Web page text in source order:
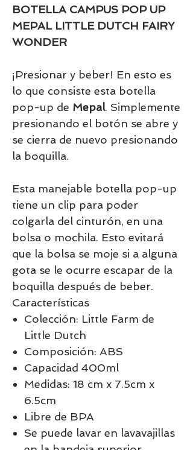
BOTELLA CAMPUS POP UP
MEPAL LITTLE DUTCH FAIRY
WONDER
¡Presionar y beber! En esto es
lo que consiste esta botella
pop-up de Mepal. Simplemente
presionando el botón se abre y
se cierra de nuevo presionando
la boquilla.
Esta manejable botella pop-up
tiene un clip para poder
colgarla del cinturón, en una
bolsa o mochila. Esto evitará
que la bolsa se moje si a alguna
gota se le ocurre escapar de la
boquilla después de beber.
Características
Colección: Little Farm de
Little Dutch
Composición: ABS
Capacidad 400ml
Medidas: 18 cm x 7.5cm x
6.5cm
Libre de BPA
Se puede lavar en lavavajillas